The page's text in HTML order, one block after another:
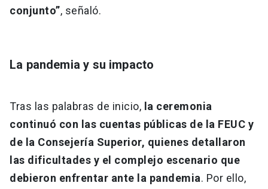
conjunto”, señaló.
La pandemia y su impacto
Tras las palabras de inicio, la ceremonia
continuó con las cuentas públicas de la FEUC y
de la Consejería Superior, quienes detallaron
las dificultades y el complejo escenario que
debieron enfrentar ante la pandemia. Por ello,